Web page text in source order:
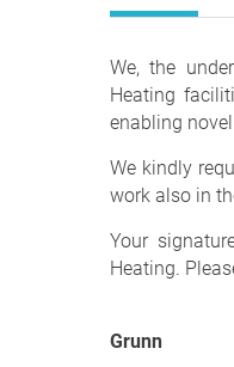
We, the
Heating
enabling
We kindly
work also in
Your
Heating.
Grunn